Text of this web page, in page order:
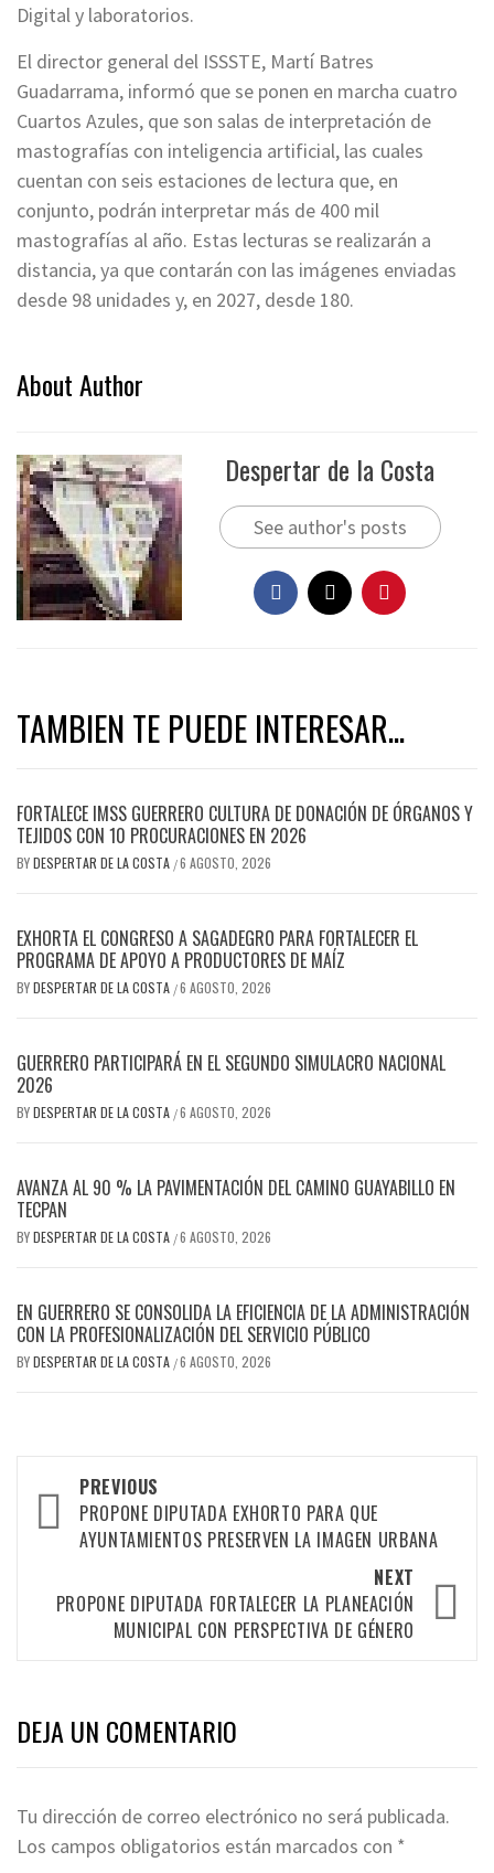
Digital y laboratorios.
El director general del ISSSTE, Martí Batres
Guadarrama, informó que se ponen en marcha cuatro
Cuartos Azules, que son salas de interpretación de
mastografías con inteligencia artificial, las cuales
cuentan con seis estaciones de lectura que, en
conjunto, podrán interpretar más de 400 mil
mastografías al año. Estas lecturas se realizarán a
distancia, ya que contarán con las imágenes enviadas
desde 98 unidades y, en 2027, desde 180.
About Author
Despertar de la Costa
See author's posts
TAMBIEN TE PUEDE INTERESAR...
FORTALECE IMSS GUERRERO CULTURA DE DONACIÓN DE ÓRGANOS Y
TEJIDOS CON 10 PROCURACIONES EN 2026
BYDESPERTAR DE LA COSTA /6 AGOSTO, 2026
EXHORTA EL CONGRESO A SAGADEGRO PARA FORTALECER EL
PROGRAMA DE APOYO A PRODUCTORES DE MAÍZ
BYDESPERTAR DE LA COSTA /6 AGOSTO, 2026
GUERRERO PARTICIPARÁ EN EL SEGUNDO SIMULACRO NACIONAL
2026
BYDESPERTAR DE LA COSTA /6 AGOSTO, 2026
AVANZA AL 90 % LA PAVIMENTACIÓN DEL CAMINO GUAYABILLO EN
TECPAN
BYDESPERTAR DE LA COSTA /6 AGOSTO, 2026
EN GUERRERO SE CONSOLIDA LA EFICIENCIA DE LA ADMINISTRACIÓN
CON LA PROFESIONALIZACIÓN DEL SERVICIO PÚBLICO
BYDESPERTAR DE LA COSTA /6 AGOSTO, 2026
Post
navigation
PREVIOUS
PROPONE DIPUTADA EXHORTO PARA QUE
AYUNTAMIENTOS PRESERVEN LA IMAGEN URBANA
NEXT
PROPONE DIPUTADA FORTALECER LA PLANEACIÓN
MUNICIPAL CON PERSPECTIVA DE GÉNERO
DEJA UN COMENTARIO
Tu dirección de correo electrónico no será publicada.
Los campos obligatorios están marcados con *